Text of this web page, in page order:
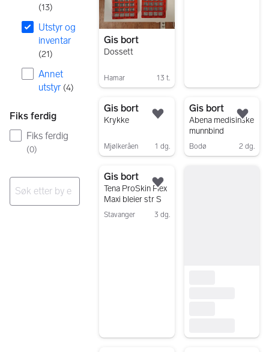
(13)
Utstyr og
inventar
(21)
Annet
utstyr (4)
Fiks ferdig
Fiks ferdig
(0)
Gis bort
Dossett
Hamar 13 t.
Gis bort
Krykke
Mjølkeråen 1 dg.
Legg til som favoritt.
Gis bort
Abena medisinske
munnbind
Bodø 2 dg.
Gis bort
Tena ProSkin Flex
Maxi bleier str S
Stavanger 3 dg.
Legg til som favoritt.